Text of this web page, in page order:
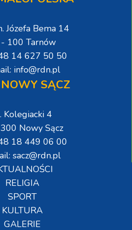
Józefa Bema 14
100 Tarnów
14 627 50 50
info@rdn.pl
SĄCZ
Kolegiacki 4
Nowy Sącz
18 449 06 00
sacz@rdn.pl
RELIGIA
SPORT
KULTURA
GALERIE